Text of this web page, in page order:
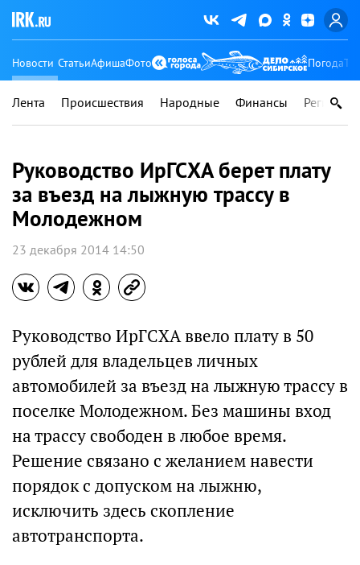
Новости СтатьиАфишаФото Погода
Лента Происшествия Народные Финансы Регионы
Руководство ИрГСХА берет плату
за въезд на лыжную трассу в
Молодежном
23 декабря 2014 14:50
Руководство ИрГСХА ввело плату в 50
рублей для владельцев личных
автомобилей за въезд на лыжную трассу в
поселке Молодежном. Без машины вход
на трассу свободен в любое время.
Решение связано с желанием навести
порядок с допуском на лыжню,
исключить здесь скопление
автотранспорта.